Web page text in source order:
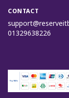
CONTACT
01329638226